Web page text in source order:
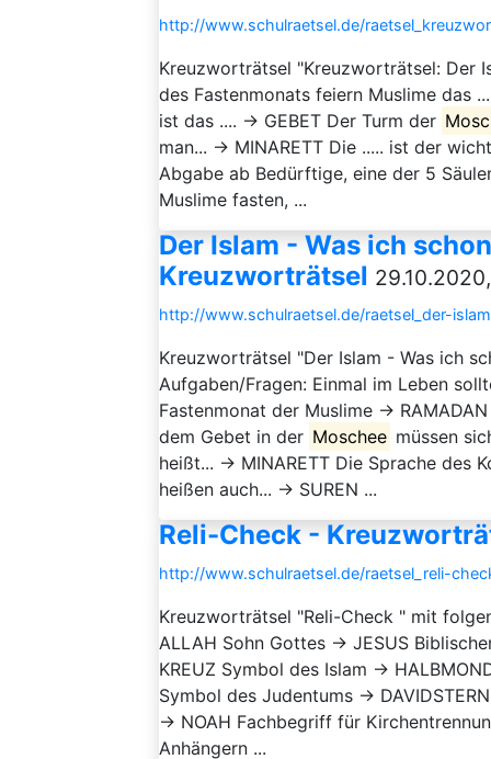
http://www.schulraetsel.de/
Kreuzworträtsel "Kreuzworträtsel: Der
des Fastenmonats feiern Muslime das
ist das .... → GEBET Der Turm der
man... → MINARETT Die ..... ist der
Abgabe ab Bedürftige, eine der 5
Muslime fasten, ...
Der Islam - Was ich
Kreuzworträtsel
http://www.schulraetsel.de/raetsel_der-
Kreuzworträtsel "Der Islam - Was ich
Aufgaben/Fragen: Einmal im Leben
Fastenmonat der Muslime →
dem Gebet in der Moschee müssen
heißt... → MINARETT Die Sprache des
heißen auch... → SUREN ...
Reli-Check -
http://www.schulraetsel.de/raetsel_reli-
Kreuzworträtsel "Reli-Check " mit
ALLAH Sohn Gottes → JESUS
KREUZ Symbol des Islam →
Symbol des Judentums →
→ NOAH Fachbegriff für
Anhängern ...